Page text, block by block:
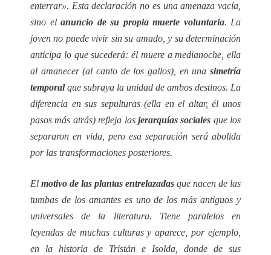
enterrar». Esta declaración no es una amenaza vacía,
sino el anuncio de su propia muerte voluntaria. La
joven no puede vivir sin su amado, y su determinación
anticipa lo que sucederá: él muere a medianoche, ella
al amanecer (al canto de los gallos), en una simetría
temporalque subraya la unidad de ambos destinos. La
diferencia en sus sepulturas (ella en el altar, él unos
pasos más atrás) refleja las jerarquías sociales que los
separaron en vida, pero esa separación será abolida
por las transformaciones posteriores.
El motivo de las plantas entrelazadas que nacen de las
tumbas de los amantes es uno de los más antiguos y
universales de la literatura. Tiene paralelos en
leyendas de muchas culturas y aparece, por ejemplo,
en la historia de Tristán e Isolda, donde de sus